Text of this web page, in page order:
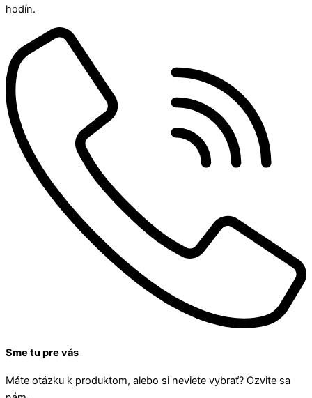
hodín.
Sme tu pre vás
Máte otázku k produktom, alebo si neviete vybrať? Ozvite sa